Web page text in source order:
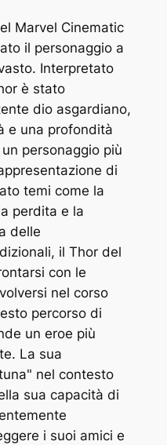
Marvel Cinematic
il personaggio a
Interpretato
è stato
dio asgardiano,
e una profondità
personaggio più
di
temi come la
perdita e la
delle
il Thor del
con le
nel corso
percorso di
un eroe più
La sua
nel contesto
sua capacità di
i suoi amici e